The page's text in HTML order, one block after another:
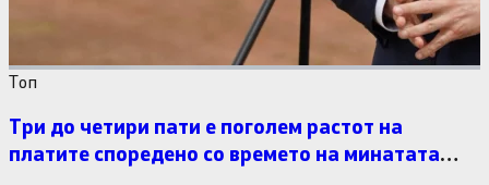
Tоп
Три до четири пати е поголем растот на
платите споредено со времето на минатата